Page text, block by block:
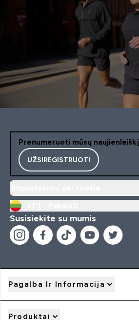
Prenumeruoti mūsų naujienlaiškį
UŽSIREGISTRUOTI
Susisiekite su mumis
Pagalba Ir Informacija
Produktai